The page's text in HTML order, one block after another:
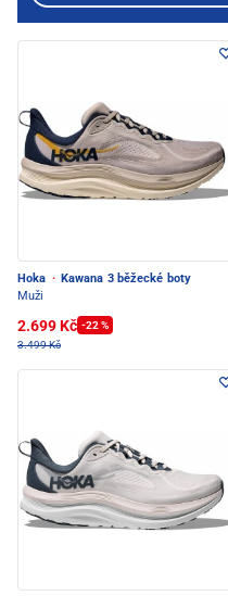
Hoka · Kawana 3 běžecké boty
Muži
2.699 Kč -22 %
3.499 Kč